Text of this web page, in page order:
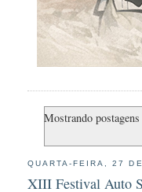
Mostrando
QUARTA-FEIRA, 27
XIII Festival Auto